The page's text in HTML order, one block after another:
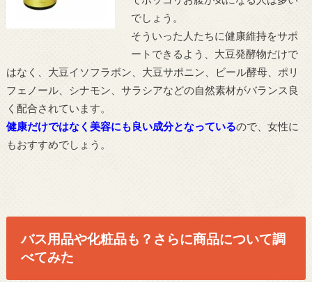
でしょう。
そういった人たちに健康維持をサポ
ートできるよう、大豆発酵物だけで
はなく、大豆イソフラボン、大豆サポニン、ビール酵母、ポリ
フェノール、シナモン、サラシアなどの自然素材がバランス良
く配合されています。
健康だけではなく美容にも良い成分となっているので、女性に
もおすすめでしょう。
バス用品や化粧品も？さらに商品について調
べてみた